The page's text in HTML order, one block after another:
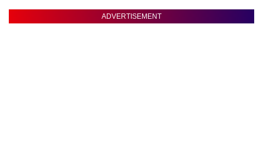
ADVERTISEMENT